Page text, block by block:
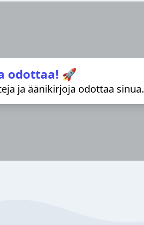
odottaa! 🚀
ja äänikirjoja odottaa sinua.